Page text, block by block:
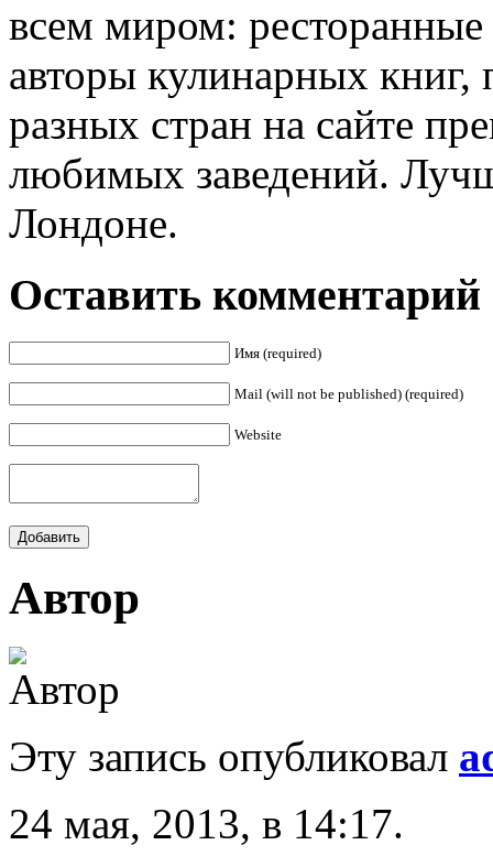
всем миром: ресторанные
авторы кулинарных
разных стран на сайте
любимых заведений.
Лондоне.
Оставить комментарий
Имя (required)
Mail (will not be published) (required)
Website
Автор
Эту запись опубликовал
24 мая, 2013, в 14:17.